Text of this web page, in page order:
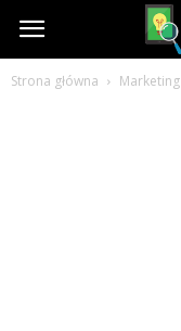
e4media.pl
Strona główna Marketing